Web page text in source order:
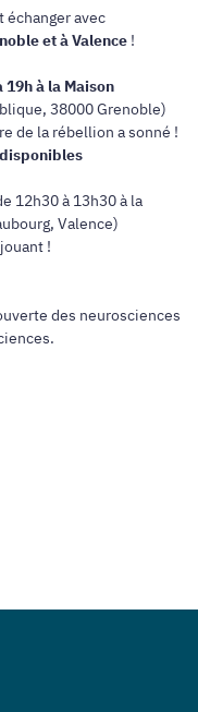
échanger avec
et à Valence !
à la Maison
38000 Grenoble)
de la rébellion a sonné !
12h30 à 13h30 à la
Valence)
!
des neurosciences